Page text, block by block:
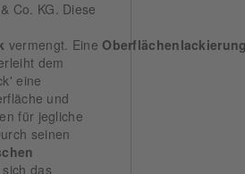
Co. KG. Diese
vermengt. Eine
dem
eine
und
für jegliche
seinen
das